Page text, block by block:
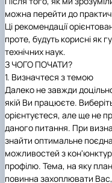
можна перейти до
Ці рекомендації
проте, будуть корисні як
технічних наук.
З ЧОГО ПОЧАТИ?
1. Визначтеся з темою
Далеко не завжди
якій Ви працюєте.
орієнтуєтеся, але ще не
даного питання. При
знайти оптимальне
можливостей з
профілю. Тема, на яку
повинна захоплювати